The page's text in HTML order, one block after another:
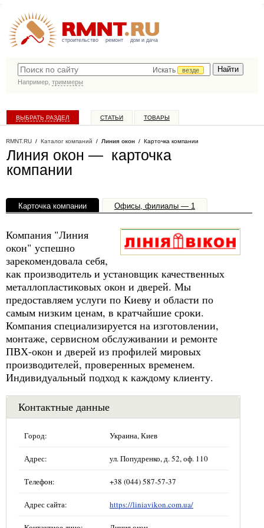
строительство ремонт дом и дача
Искать
везде
Например, триммеры
ВЫБРАТЬ РАЗДЕЛ СТАТЬИ ТОВАРЫ
RMNT.RU / Каталог компаний / Линия окон / Карточка компании
Линия окон — карточка
компании
Карточка компании Офисы, филиалы — 1
Компания "Линия
окон" успешно
зарекомендовала себя,
как производитель и установщик качественных
металлопластиковых окон и дверей. Мы
предоставляем услуги по Киеву и области по
самым низким ценам, в кратчайшие сроки.
Компания специализируется на изготовлении,
монтаже, сервисном обслуживании и ремонте
ПВХ-окон и дверей из профилей мировых
производителей, проверенных временем.
Индивидуальный подход к каждому клиенту.
Контактные данные
Город: Украина, Киев
Адрес: ул. Попудренко, д. 52, оф. 110
Телефон: +38 (044) 587-57-37
Адрес сайта: https://liniavikon.com.ua/